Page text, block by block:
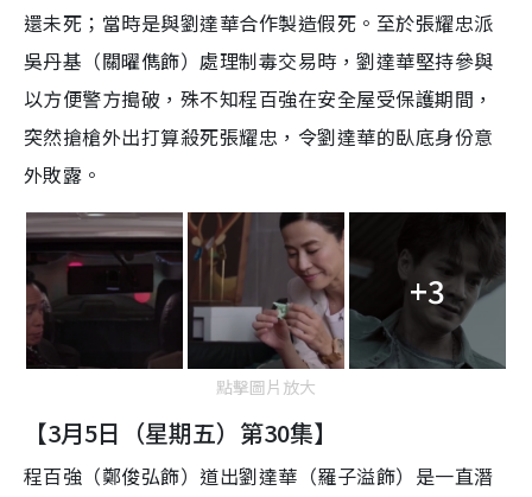
還未死；當時是與劉達華合作製造假死。至於張耀忠派
吳丹基（關曜儁飾）處理制毒交易時，劉達華堅持參與
以方便警方搗破，殊不知程百強在安全屋受保護期間，
突然搶槍外出打算殺死張耀忠，令劉達華的臥底身份意
外敗露。
+3
點擊圖片放大
【3月5日（星期五）第30集】
程百強（鄭俊弘飾）道出劉達華（羅子溢飾）是一直潛